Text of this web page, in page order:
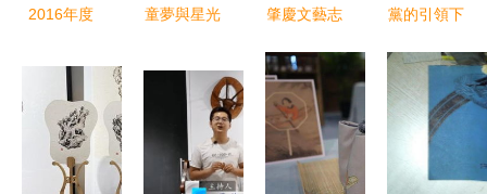
2016年度
術創作獎獲
獎作品璀璨
揭曉，文藝
創作再結碩
童夢與星光
家李秋沅與
曉月攜手漫
談文藝創
作，邀家長
肇慶文藝志
曲 高山流
水
黨的引領下
長河 文藝
工作者的奮
斗與成就